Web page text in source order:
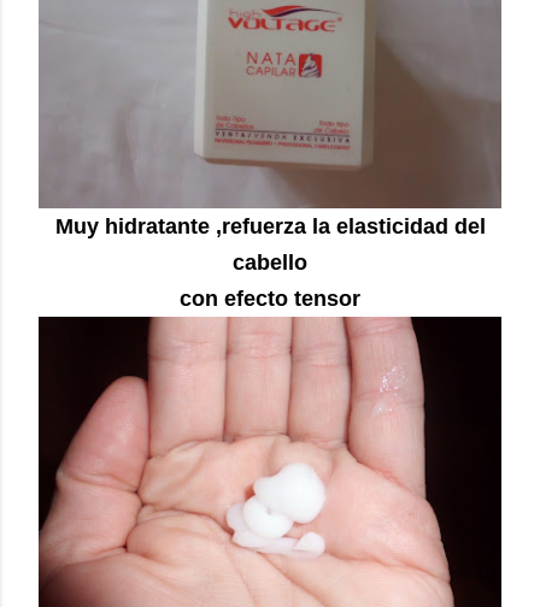
Muy hidratante ,refuerza la elasticidad del
cabello
con efecto tensor